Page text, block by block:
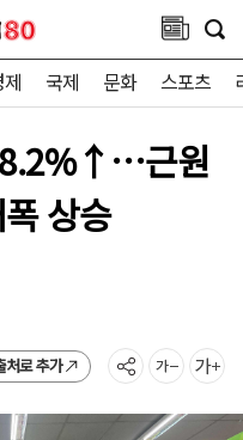
국제 문화 스포츠
8.2%↑…근원
상승
처로 추가